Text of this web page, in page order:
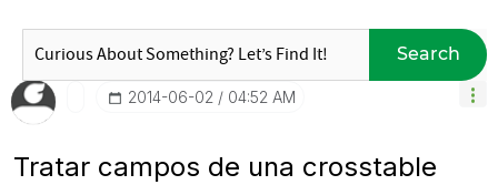
Search
‎2014-06-02 04:52 AM
Tratar campos de una crosstable